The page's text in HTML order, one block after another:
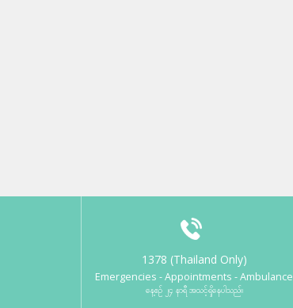
1378 (Thailand Only)
Emergencies - Appointments - Ambulance
နေ့စဉ် ၂၄ နာရီ အသင့်ရှိနေပါသည်။